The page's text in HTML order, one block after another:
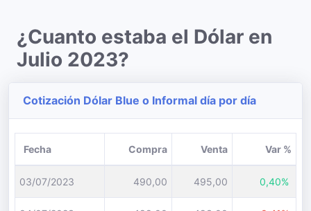
¿Cuanto estaba el Dólar en
Julio 2023?
Cotización Dólar Blue o Informal día por día
Fecha Compra Venta Var %
03/07/2023 490,00 495,00 0,40%